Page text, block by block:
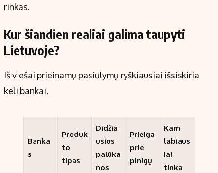
rinkas.
Kur šiandien realiai galima taupyti
Lietuvoje?
Iš viešai prieinamų pasiūlymų ryškiausiai išsiskiria
keli bankai.
Banka
s
Produk
to
tipas
Didžia
usios
palūka
nos
Prieiga
prie
pinigų
Kam
labiaus
iai
tinka